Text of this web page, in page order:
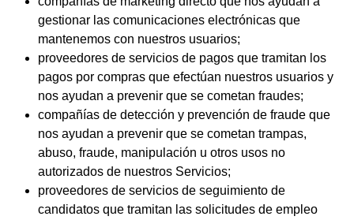
gestionar las comunicaciones electrónicas que
mantenemos con nuestros usuarios;
proveedores de servicios de pagos que tramitan los
pagos por compras que efectúan nuestros usuarios y
nos ayudan a prevenir que se cometan fraudes;
compañías de detección y prevención de fraude que
nos ayudan a prevenir que se cometan trampas,
abuso, fraude, manipulación u otros usos no
autorizados de nuestros Servicios;
proveedores de servicios de seguimiento de
candidatos que tramitan las solicitudes de empleo